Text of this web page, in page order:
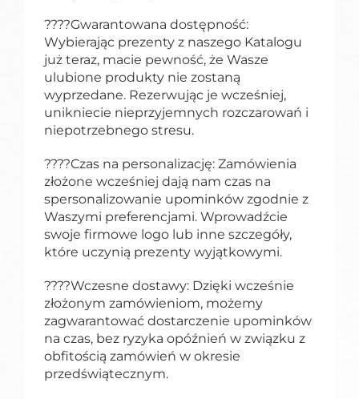
????Gwarantowana dostępność:
Wybierając prezenty z naszego Katalogu
już teraz, macie pewność, że Wasze
ulubione produkty nie zostaną
wyprzedane. Rezerwując je wcześniej,
unikniecie nieprzyjemnych rozczarowań i
niepotrzebnego stresu.
????Czas na personalizację: Zamówienia
złożone wcześniej dają nam czas na
spersonalizowanie upominków zgodnie z
Waszymi preferencjami. Wprowadźcie
swoje firmowe logo lub inne szczegóły,
które uczynią prezenty wyjątkowymi.
????Wczesne dostawy: Dzięki wcześnie
złożonym zamówieniom, możemy
zagwarantować dostarczenie upominków
na czas, bez ryzyka opóźnień w związku z
obfitością zamówień w okresie
przedświątecznym.